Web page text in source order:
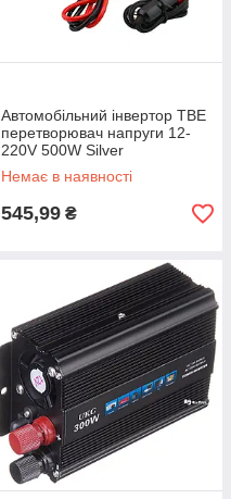
Автомобільний інвертор TBE
перетворювач напруги 12-
220V 500W Silver
Немає в наявності
545,99 ₴